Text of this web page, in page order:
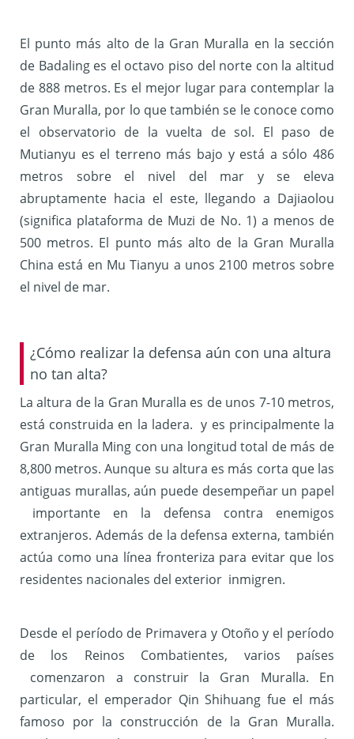
El punto más alto de la Gran Muralla en la sección
de Badaling es el octavo piso del norte con la altitud
de 888 metros. Es el mejor lugar para contemplar la
Gran Muralla, por lo que también se le conoce como
el observatorio de la vuelta de sol. El paso de
Mutianyu es el terreno más bajo y está a sólo 486
metros sobre el nivel del mar y se eleva
abruptamente hacia el este, llegando a Dajiaolou
(significa plataforma de Muzi de No. 1) a menos de
500 metros. El punto más alto de la Gran Muralla
China está en Mu Tianyu a unos 2100 metros sobre
el nivel de mar.
¿Cómo realizar la defensa aún con una altura
no tan alta?
La altura de la Gran Muralla es de unos 7-10 metros,
está construida en la ladera. y es principalmente la
Gran Muralla Ming con una longitud total de más de
8,800 metros. Aunque su altura es más corta que las
antiguas murallas, aún puede desempeñar un papel
importante en la defensa contra enemigos
extranjeros. Además de la defensa externa, también
actúa como una línea fronteriza para evitar que los
residentes nacionales del exterior inmigren.
Desde el período de Primavera y Otoño y el período
de los Reinos Combatientes, varios países
comenzaron a construir la Gran Muralla. En
particular, el emperador Qin Shihuang fue el más
famoso por la construcción de la Gran Muralla.